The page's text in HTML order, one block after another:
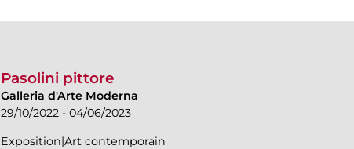
Pasolini pittore
Galleria d'Arte Moderna
29/10/2022 - 04/06/2023
Exposition|Art contemporain